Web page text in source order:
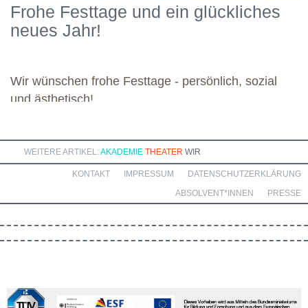
kommenden Module. Günther wünscht allen weiteren
Dozierenden viel Freude bei ihren Modulen sowie eine ebenso
Frohe Festtage und ein glückliches
neues Jahr!
Wir wünschen frohe Festtage - persönlich, sozial
und ästhetisch!
WEITERE ARTIKEL: AKADEMIE THEATER WIR
DATENSCHUTZERKLÄRUNG
IMPRESSUM
KONTAKT
PRESSE
ABSOLVENT*INNEN